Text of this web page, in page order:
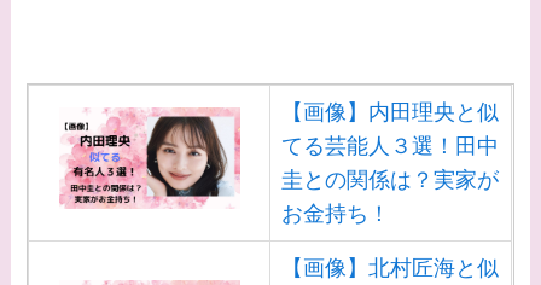
【画像】内田理央と似
てる芸能人３選！田中
圭との関係は？実家が
お金持ち！
【画像】北村匠海と似